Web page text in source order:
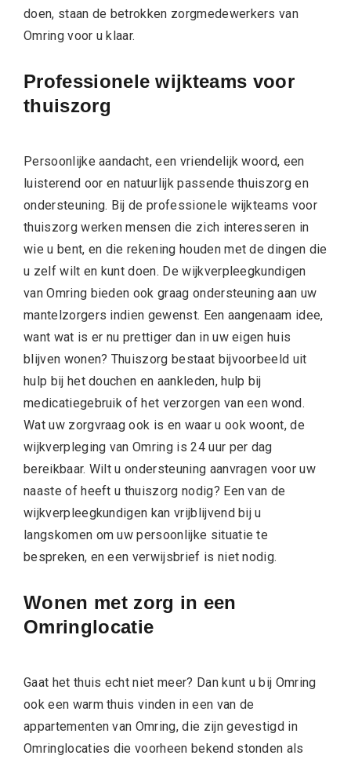
doen, staan de betrokken zorgmedewerkers van
Omring voor u klaar.
Professionele wijkteams voor
thuiszorg
Persoonlijke aandacht, een vriendelijk woord, een
luisterend oor en natuurlijk passende thuiszorg en
ondersteuning. Bij de professionele wijkteams voor
thuiszorg werken mensen die zich interesseren in
wie u bent, en die rekening houden met de dingen die
u zelf wilt en kunt doen. De wijkverpleegkundigen
van Omring bieden ook graag ondersteuning aan uw
mantelzorgers indien gewenst. Een aangenaam idee,
want wat is er nu prettiger dan in uw eigen huis
blijven wonen? Thuiszorg bestaat bijvoorbeeld uit
hulp bij het douchen en aankleden, hulp bij
medicatiegebruik of het verzorgen van een wond.
Wat uw zorgvraag ook is en waar u ook woont, de
wijkverpleging van Omring is 24 uur per dag
bereikbaar. Wilt u ondersteuning aanvragen voor uw
naaste of heeft u thuiszorg nodig? Een van de
wijkverpleegkundigen kan vrijblijvend bij u
langskomen om uw persoonlijke situatie te
bespreken, en een verwijsbrief is niet nodig.
Wonen met zorg in een
Omringlocatie
Gaat het thuis echt niet meer? Dan kunt u bij Omring
ook een warm thuis vinden in een van de
appartementen van Omring, die zijn gevestigd in
Omringlocaties die voorheen bekend stonden als